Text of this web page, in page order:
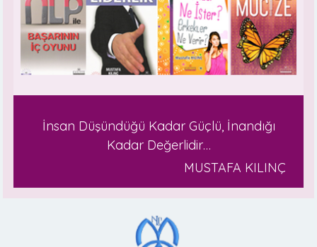
İnsan Düşündüğü Kadar Güçlü, İnandığı
Kadar Değerlidir…
MUSTAFA KILINÇ